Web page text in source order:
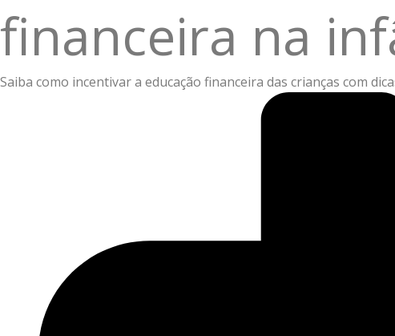
financeira na
Saiba como incentivar a educação financeira das crianças com